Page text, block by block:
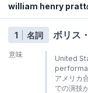
william henry pratt
1 名詞 ボリス
意味
United
アメリカ
での演技